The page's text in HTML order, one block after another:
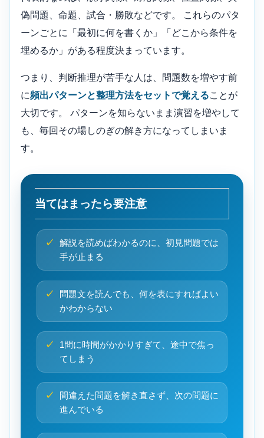
偽問題、命題、試合・勝敗などです。 これらのパタ
ーンごとに「最初に何を書くか」「どこから条件を
埋めるか」がある程度決まっています。
つまり、判断推理が苦手な人は、問題数を増やす前
に頻出パターンと整理方法をセットで覚えることが
大切です。 パターンを知らないまま演習を増やして
も、毎回その場しのぎの解き方になってしまいま
す。
当てはまったら要注意
解説を読めばわかるのに、初見問題では
手が止まる
問題文を読んでも、何を表にすればよい
かわからない
1問に時間がかかりすぎて、途中で焦っ
てしまう
間違えた問題を解き直さず、次の問題に
進んでいる